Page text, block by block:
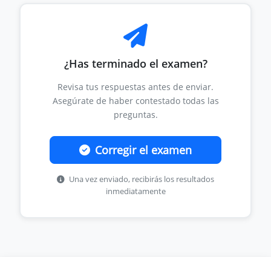
¿Has terminado el examen?
Revisa tus respuestas antes de enviar.
Asegúrate de haber contestado todas las
preguntas.
Corregir el examen
Una vez enviado, recibirás los resultados
inmediatamente